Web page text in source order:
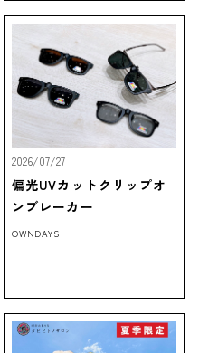
2026/07/27
偏光UVカットクリップオ
ンブレーカー
OWNDAYS